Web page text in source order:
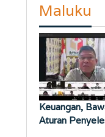
Maluku
Keuangan,
Aturan